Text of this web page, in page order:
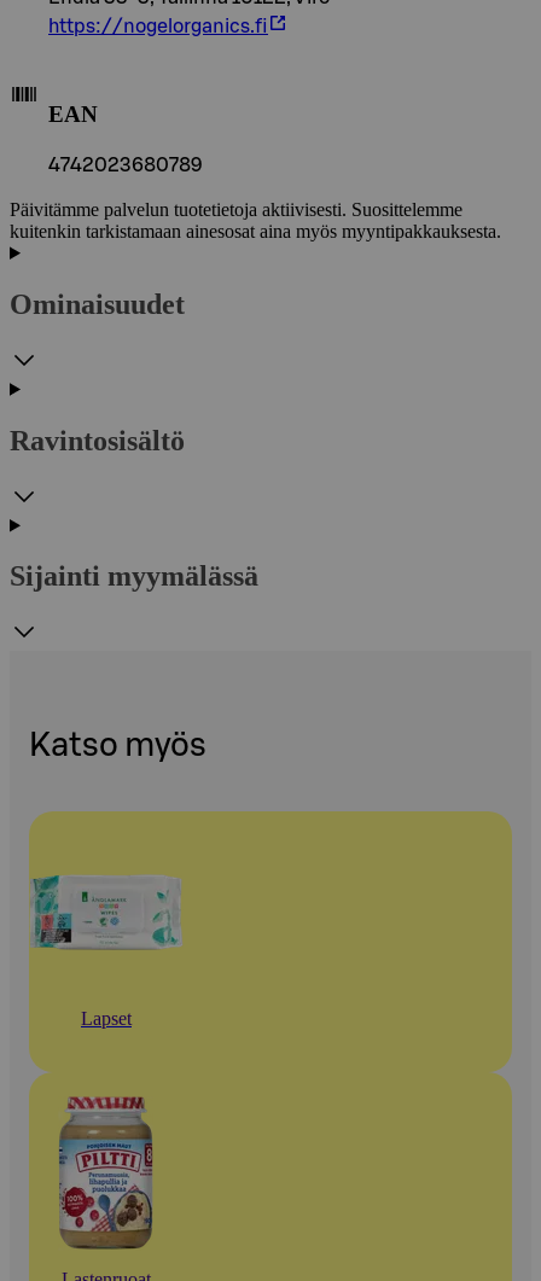
https://nogelorganics.fi
EAN
4742023680789
Päivitämme palvelun tuotetietoja aktiivisesti. Suosittelemme
kuitenkin tarkistamaan ainesosat aina myös myyntipakkauksesta.
Ominaisuudet
Ravintosisältö
Sijainti myymälässä
Katso myös
Lapset